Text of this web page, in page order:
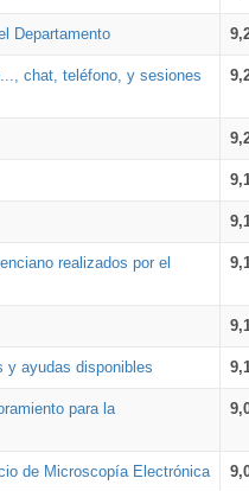
Departamento
chat, teléfono, y sesiones
realizados por el
y ayudas disponibles
para la
de Microscopía Electrónica